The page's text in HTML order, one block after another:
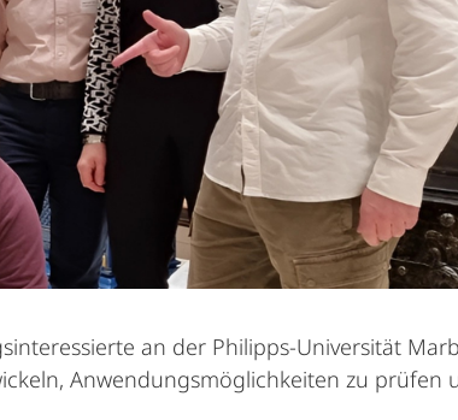
an der Philipps-Universität
Anwendungsmöglichkeiten zu prüfen